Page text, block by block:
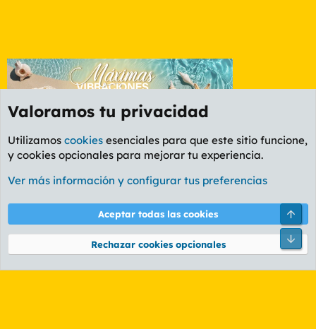
Foro Informática y Videojuegos
Cookies
PL OLDSTYLE AMARILLO
Términos y reglas Política de privacidad Ayuda
Community platform by XenForo® © 2010-2026 XenForo Ltd.
Valoramos tu privacidad
Utilizamos cookies esenciales para que este sitio funcione,
y cookies opcionales para mejorar tu experiencia.
Ver más información y configurar tus preferencias
Aceptar todas las cookies
Rechazar cookies opcionales
Pie